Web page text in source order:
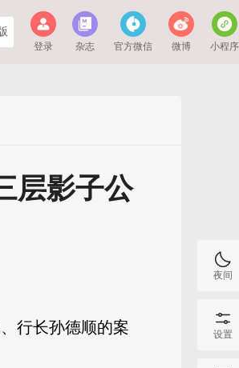
登录 杂志 官方微信 微博 小程序
层影子公
行长孙德顺的案
夜间
设置